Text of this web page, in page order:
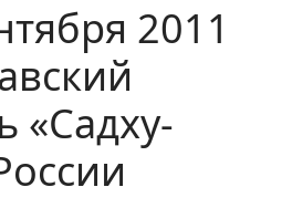
2011
«Садху-